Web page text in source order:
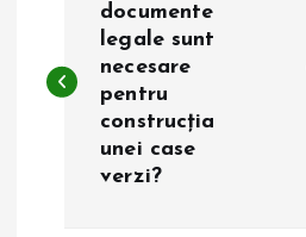
v
documente
legale sunt
necesare
pentru
construcția
unei case
verzi?